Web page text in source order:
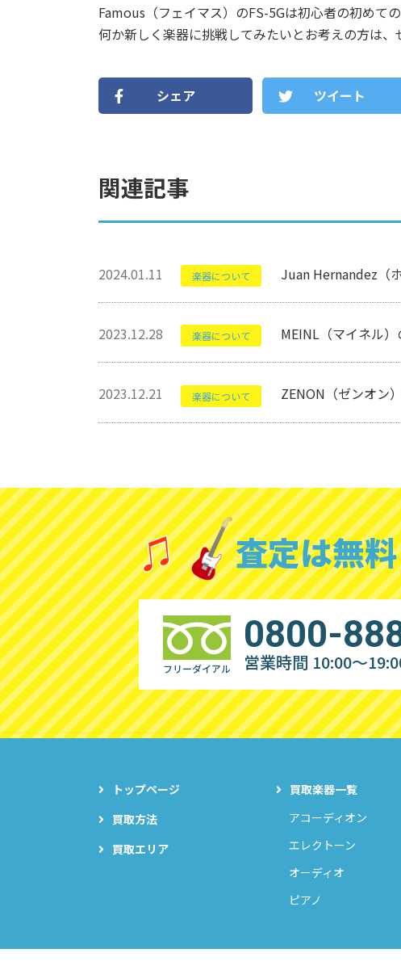
Famous（フェイマス）のFS-5Gは初心者の初めて
何か新しく楽器に挑戦してみたいとお考えの方は
シェア ツイート
関連記事
2024.01.11 楽器について Juan Hernandez（ホ
2023.12.28 楽器について MEINL（マイネル）
2023.12.21 楽器について ZENON（ゼンオン
査定は無
フリーダイアル
0800-
営業時間 10:00～
トップページ
買取方法
買取エリア
買取楽器一覧
アコーディオン
エレクトーン
オーディオ
ピアノ